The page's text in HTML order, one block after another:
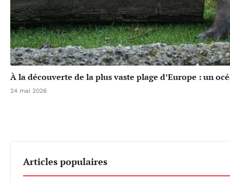
À la découverte de la plus vaste plage d’Europe : un
24 mai 2026
Articles populaires